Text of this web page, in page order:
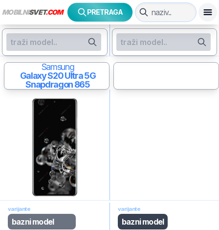
MOBILNISVET.COM PRETRAGA
Samsung
Galaxy S20 Ultra 5G
Snapdragon 865
varijante
bazni model
varijante
bazni model